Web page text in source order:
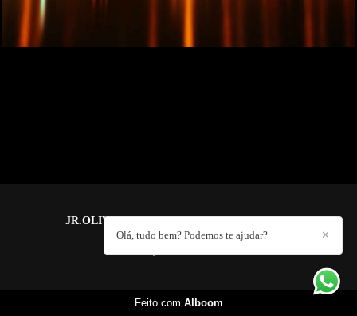
JR.OLIVEIRA PHOTOGRAPHY/CONTATO
✕
Olá, tudo bem? Podemos te ajudar?
Feito com Alboom